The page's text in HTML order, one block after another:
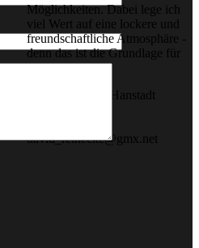
Möglichkeiten. Dabei lege ich
viel Wert auf eine lockere und
freundschaftliche Atmosphäre -
denn das ist die Grundlage für
meine Arbeiten.
Adresse: 39576 Hanstadt
david_reinecke@gmx.net